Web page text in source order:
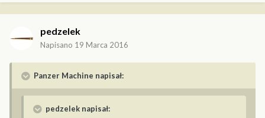
pedzelek
Napisano 19 Marca 2016
Panzer Machine napisał:
pedzelek napisał: